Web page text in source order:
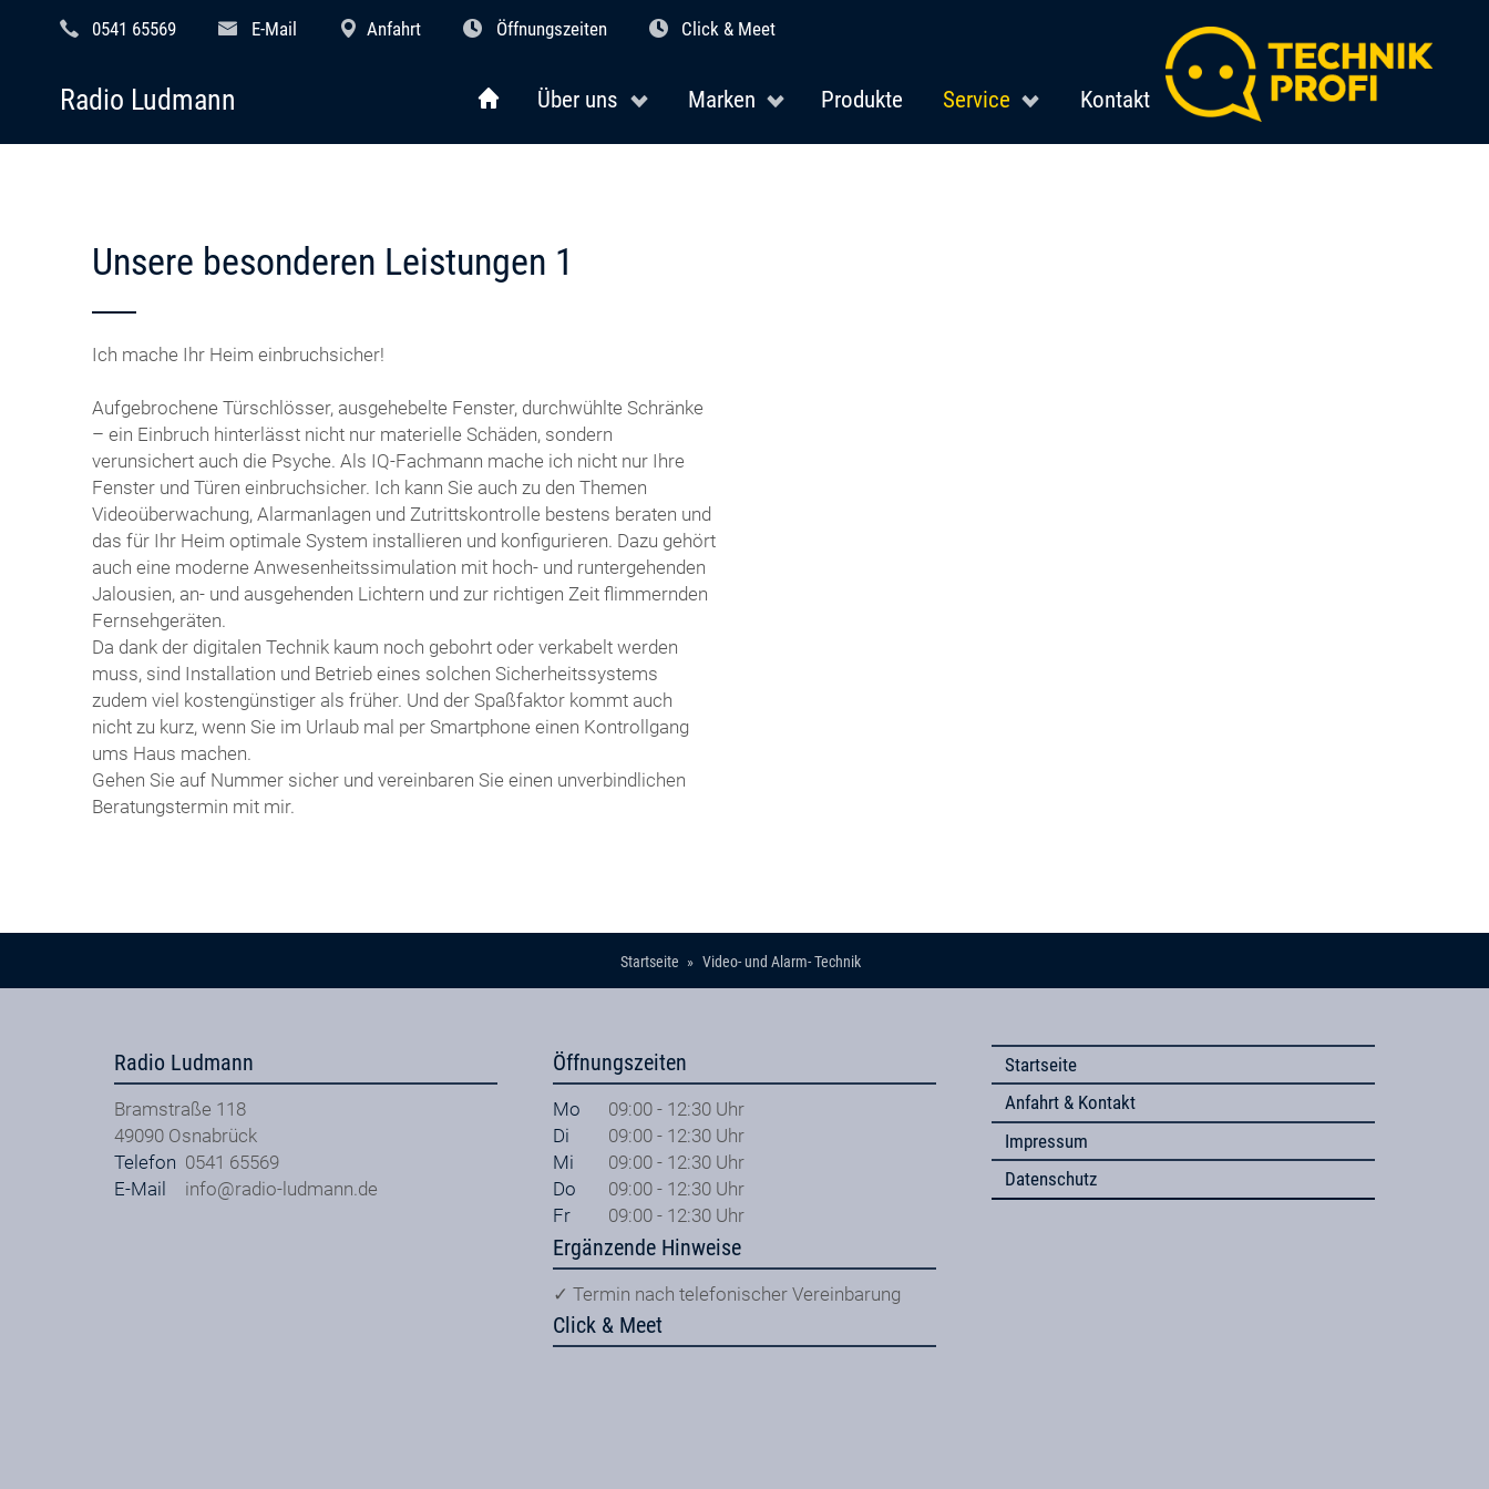
0541 65569 E-Mail Anfahrt Öffnungszeiten Click & Meet
Über uns Marken Produkte Service Kontakt
Radio Ludmann
Unsere besonderen Leistungen 1
Ich mache Ihr Heim einbruchsicher!
Aufgebrochene Türschlösser, ausgehebelte Fenster, durchwühlte Schränke
– ein Einbruch hinterlässt nicht nur materielle Schäden, sondern
verunsichert auch die Psyche. Als IQ-Fachmann mache ich nicht nur Ihre
Fenster und Türen einbruchsicher. Ich kann Sie auch zu den Themen
Videoüberwachung, Alarmanlagen und Zutrittskontrolle bestens beraten und
das für Ihr Heim optimale System installieren und konfigurieren. Dazu gehört
auch eine moderne Anwesenheitssimulation mit hoch- und runtergehenden
Jalousien, an- und ausgehenden Lichtern und zur richtigen Zeit flimmernden
Fernsehgeräten.
Da dank der digitalen Technik kaum noch gebohrt oder verkabelt werden
muss, sind Installation und Betrieb eines solchen Sicherheitssystems
zudem viel kostengünstiger als früher. Und der Spaßfaktor kommt auch
nicht zu kurz, wenn Sie im Urlaub mal per Smartphone einen Kontrollgang
ums Haus machen.
Gehen Sie auf Nummer sicher und vereinbaren Sie einen unverbindlichen
Beratungstermin mit mir.
Startseite Video- und Alarm- Technik
Radio Ludmann
Bramstraße 118
49090 Osnabrück
Telefon 0541 65569
E-Mail
info@radio-ludmann.de
Öffnungszeiten
Mo
09:00 - 12:30 Uhr
Di
09:00 - 12:30 Uhr
Mi
09:00 - 12:30 Uhr
Do
09:00 - 12:30 Uhr
Fr
09:00 - 12:30 Uhr
Ergänzende Hinweise
✓ Termin nach telefonischer Vereinbarung
Click & Meet
Startseite
Anfahrt & Kontakt
Impressum
Datenschutz